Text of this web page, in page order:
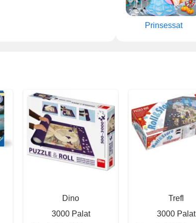
Prinsessat
Dino
3000 Palat
Trefl
3000 Palat